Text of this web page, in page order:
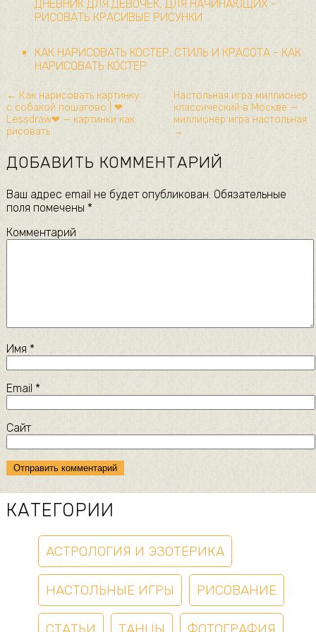
ДНЕВНИК ДЛЯ ДЕВОЧЕК, ДЛЯ НАЧИНАЮЩИХ -
РИСОВАТЬ КРАСИВЫЕ РИСУНКИ
КАК НАРИСОВАТЬ КОСТЕР; СТИЛЬ И КРАСОТА - КАК
НАРИСОВАТЬ КОСТЕР
← Как нарисовать картинку
с собакой пошагово | ❤
Lessdraw❤ — картинки как
рисовать
Настольная игра миллионер
классический в Москве —
миллионер игра настольная
→
ДОБАВИТЬ КОММЕНТАРИЙ
Ваш адрес email не будет опубликован. Обязательные
поля помечены *
Комментарий
Имя *
Email *
Сайт
КАТЕГОРИИ
АСТРОЛОГИЯ И ЭЗОТЕРИКА
НАСТОЛЬНЫЕ ИГРЫ РИСОВАНИЕ